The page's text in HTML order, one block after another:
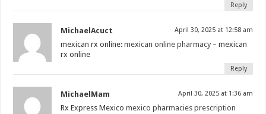
Reply
MichaelAcuct April 30, 2025 at 12:58 am
mexican rx online:mexican online pharmacy – mexican
rx online
Reply
MichaelMam April 30, 2025 at 1:36 am
Rx Express Mexicomexico pharmacies prescription